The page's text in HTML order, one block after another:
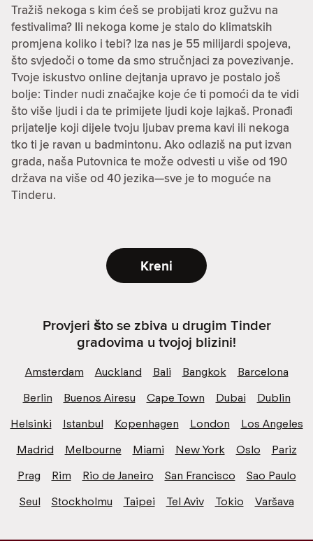
Tražiš nekoga s kim ćeš se probijati kroz gužvu na
festivalima? Ili nekoga kome je stalo do klimatskih
promjena koliko i tebi? Iza nas je 55 milijardi spojeva,
što svjedoči o tome da smo stručnjaci za povezivanje.
Tvoje iskustvo online dejtanja upravo je postalo još
bolje: Tinder nudi značajke koje će ti pomoći da te vidi
što više ljudi i da te primijete ljudi koje lajkaš. Pronađi
prijatelje koji dijele tvoju ljubav prema kavi ili nekoga
tko ti je ravan u badmintonu. Ako odlaziš na put izvan
grada, naša Putovnica te može odvesti u više od 190
država na više od 40 jezika—sve je to moguće na
Tinderu.
Kreni
Provjeri što se zbiva u drugim Tinder
gradovima u tvojoj blizini!
Amsterdam Auckland Bali Bangkok
Barcelona
Berlin
Buenos Airesu Cape Town Dubai
Dublin
Helsinki
Istanbul Kopenhagen London
Los Angeles
Madrid
Melbourne Miami New York Oslo
Pariz
Prag
Rim Rio de Janeiro San Francisco
Sao Paulo
Seul
Stockholmu Taipei Tel Aviv Tokio Varšava